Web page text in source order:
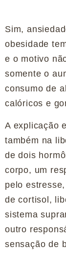
Sim,
obesidade
e o motivo
somente o
consumo de
calóricos e
A explicação
também na
de dois
corpo, um
pelo
de cortisol,
sistema
outro
sensação de